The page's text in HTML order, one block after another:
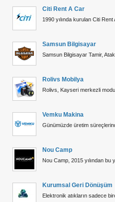
Citi Rent A Car
1990 yılında kurulan Citi Rent
Samsun Bilgisayar
Samsun Bilgisayar Tamir,
Rolivs Mobilya
Rolivs, Kayseri merkezli
Vemku Makina
Günümüzde üretim
Nou Camp
Nou Camp, 2015 yılından bu
Kurumsal Geri Dönüşüm
Elektronik atıkların sadece